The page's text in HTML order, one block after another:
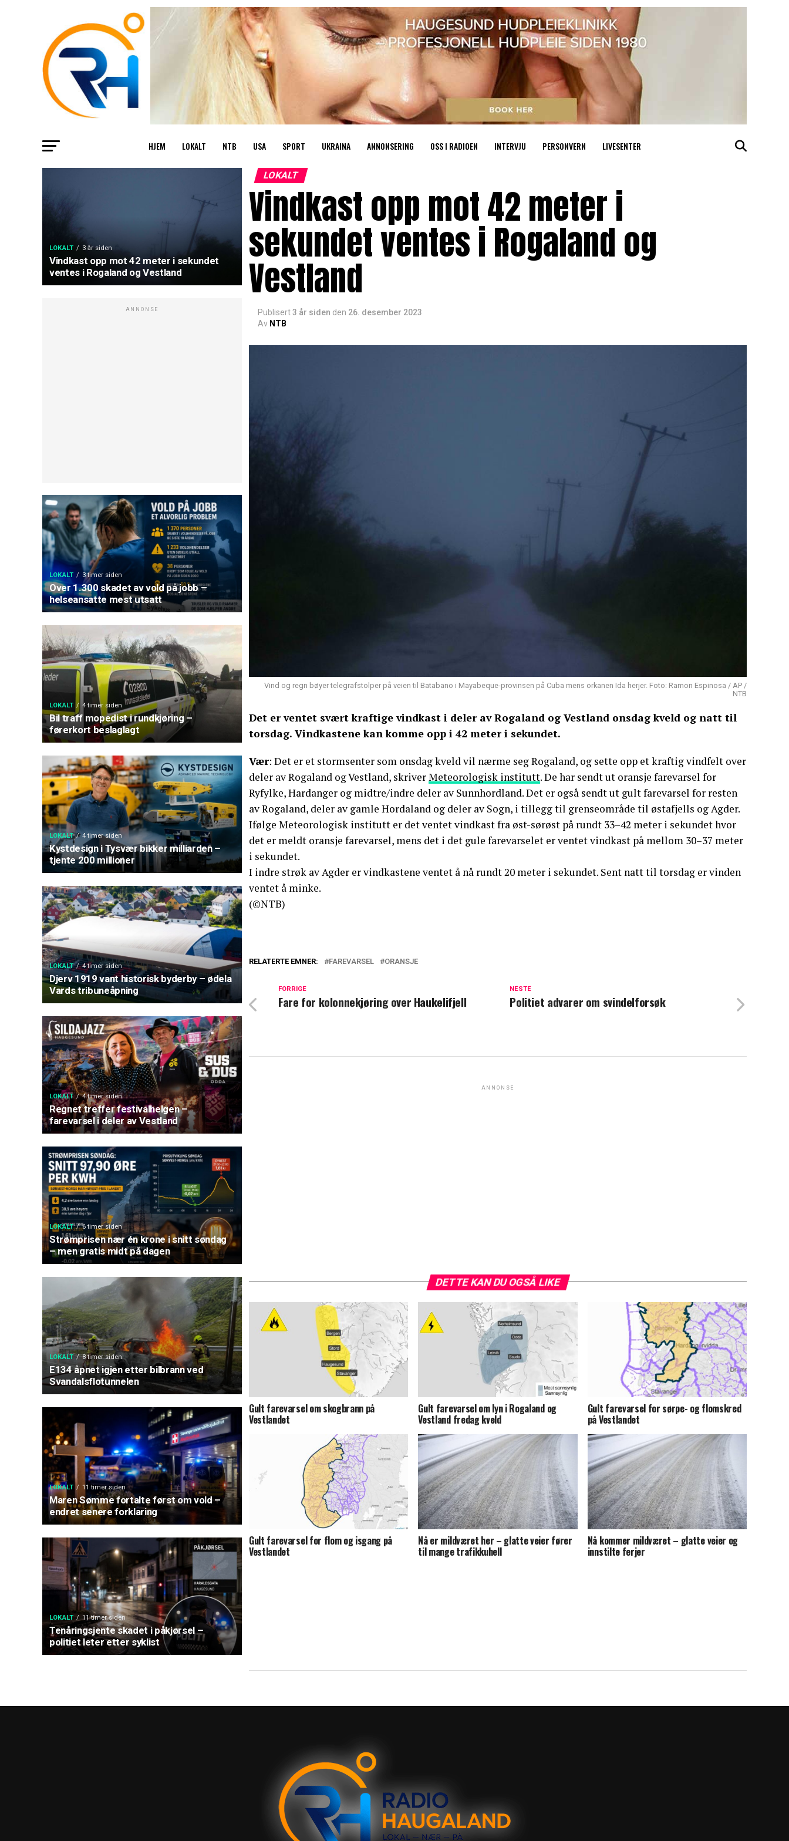
HJEM LOKALT NTB USA SPORT UKRAINA ANNONSERING OSS I RADIOEN INTERVJU PERSONVERN LIVESENTER
LOKALT 3 år siden
Vindkast opp mot 42 meter i sekundet
ventes i Rogaland og Vestland
ANNONSE
LOKALT 3 timer siden
Over 1.300 skadet av vold på jobb –
helseansatte mest utsatt
LOKALT 4 timer siden
Bil traff mopedist i rundkjøring –
førerkort beslaglagt
LOKALT 4 timer siden
Kystdesign i Tysvær bikker milliarden –
tjente 200 millioner
LOKALT 4 timer siden
Djerv 1919 vant historisk byderby – ødela
Vards tribuneåpning
LOKALT 4 timer siden
Regnet treffer festivalhelgen –
farevarsel i deler av Vestland
LOKALT 6 timer siden
Strømprisen nær én krone i snitt søndag
– men gratis midt på dagen
LOKALT 8 timer siden
E134 åpnet igjen etter bilbrann ved
Svandalsflotunnelen
LOKALT 11 timer siden
Maren Sømme fortalte først om vold –
endret senere forklaring
LOKALT 11 timer siden
Tenåringsjente skadet i påkjørsel –
politiet leter etter syklist
LOKALT
Vindkast opp mot 42 meter i
sekundet ventes i Rogaland og
Vestland
Publisert3 år siden den 26. desember 2023
Av NTB
Vind og regn bøyer telegrafstolper på veien til Batabano i Mayabeque-provinsen på Cuba mens orkanen Ida herjer. Foto: Ramon Espinosa / AP /
NTB
Det er ventet svært kraftige vindkast i deler av Rogaland og Vestland onsdag kveld og natt til
torsdag. Vindkastene kan komme opp i 42 meter i sekundet.
Vær: Det er et stormsenter som onsdag kveld vil nærme seg Rogaland, og sette opp et kraftig vindfelt over
deler av Rogaland og Vestland, skriverMeteorologisk institutt. De har sendt ut oransje farevarsel for
Ryfylke, Hardanger og midtre/indre deler av Sunnhordland. Det er også sendt ut gult farevarsel for resten
av Rogaland, deler av gamle Hordaland og deler av Sogn, i tillegg til grenseområde til østafjells og Agder.
Ifølge Meteorologisk institutt er det ventet vindkast fra øst-sørøst på rundt 33–42 meter i sekundet hvor
det er meldt oransje farevarsel, mens det i det gule farevarselet er ventet vindkast på mellom 30–37 meter
i sekundet.
I indre strøk av Agder er vindkastene ventet å nå rundt 20 meter i sekundet. Sent natt til torsdag er vinden
ventet å minke.
(©NTB)
RELATERTE EMNER: FAREVARSEL ORANSJE
NESTE
Politiet advarer om svindelforsøk
FORRIGE
Fare for kolonnekjøring over Haukelifjell
ANNONSE
DETTE KAN DU OGSÅ LIKE
Gult farevarsel om skogbrann på
Vestlandet
Gult farevarsel om lyn i Rogaland og
Vestland fredag kveld
Gult farevarsel for sørpe- og flomskred
på Vestlandet
Gult farevarsel for flom og isgang på
Vestlandet
Nå er mildværet her – glatte veier fører
til mange trafikkuhell
Nå kommer mildværet – glatte veier og
innstilte ferjer